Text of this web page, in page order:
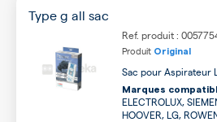
Type g all sac
Ref. produit :
Produit Original
Sac pour Aspirateur
Marques
ELECTROLUX,
HOOVER, LG,